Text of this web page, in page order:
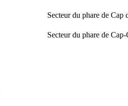
Secteur du phare de Cap
Secteur du phare de Cap-